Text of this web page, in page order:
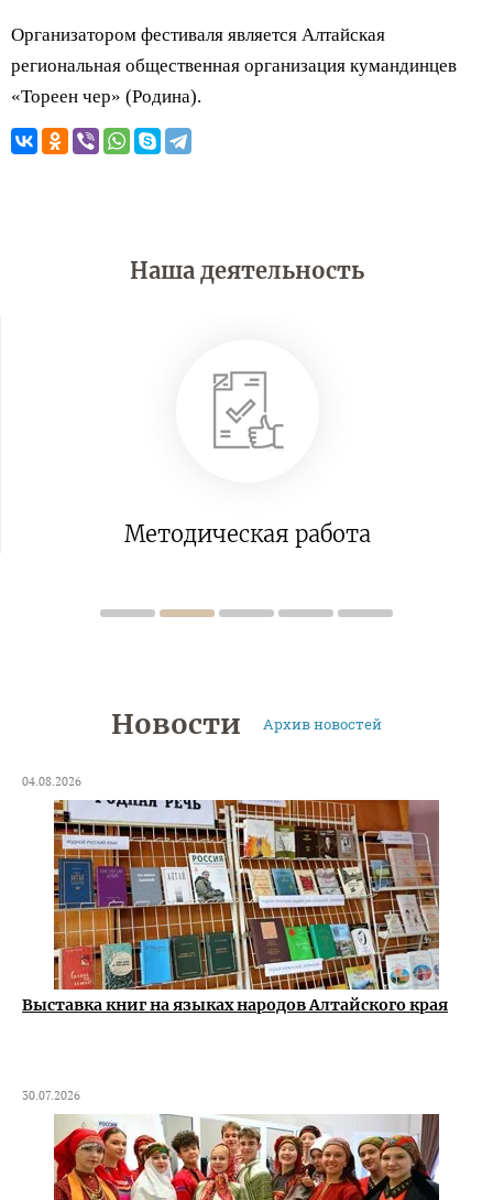
Организатором фестиваля является Алтайская
региональная общественная организация кумандинцев
«Тореен чер» (Родина).
Наша деятельность
Методическая работа
Новости Архив новостей
04.08.2026
Выставка книг на языках народов Алтайского края
30.07.2026